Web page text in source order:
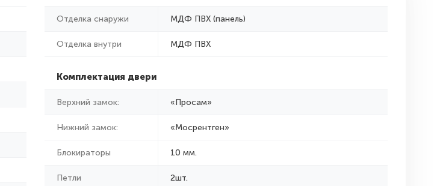
Отделка снаружи МДФ ПВХ (панель)
Отделка внутри МДФ ПВХ
Комплектация двери
Верхний замок: «Просам»
Нижний замок: «Мосрентген»
Блокираторы 10 мм.
Петли 2шт.